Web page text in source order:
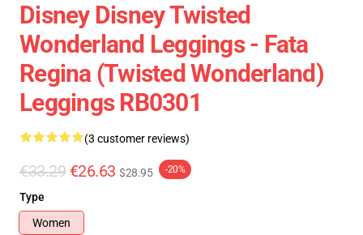
Disney Disney Twisted
Wonderland Leggings - Fata
Regina (Twisted Wonderland)
Leggings RB0301
(3 customer reviews)
€33.29 €26.63 $28.95 -20%
Type
Women